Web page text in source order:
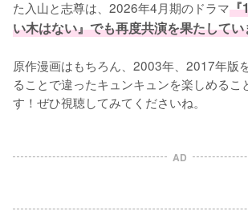
た入山と志尊は、2026年4月期のドラマ『
い木はない』でも再度共演を果たしてい
原作漫画はもちろん、2003年、2017年版
ることで違ったキュンキュンを楽しめるこ
す！ぜひ視聴してみてくださいね。
AD